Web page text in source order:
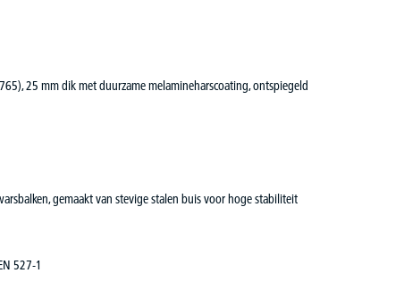
25 mm dik met duurzame melamineharscoating, ontspiegeld
gemaakt van stevige stalen buis voor hoge stabiliteit
527-1